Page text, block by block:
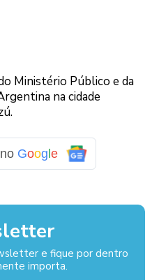
Ministério Público e da
na cidade
Goog e
e fique por dentro
importa.